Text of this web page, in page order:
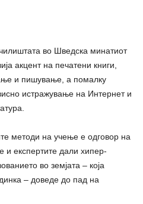
во Шведска минатиот
акцент на печатени книги,
и пишување, а помалку
истражување на Интернет и
методи на учење е одговор на
и експертите дали хипер-
во земјата – која
– доведе до пад на